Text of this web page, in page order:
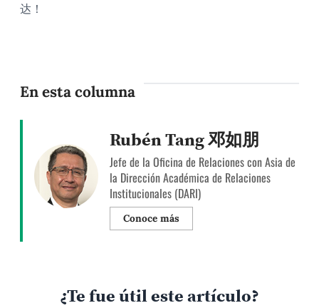
达！
En esta columna
Rubén Tang 邓如朋
Jefe de la Oficina de Relaciones con Asia de
la Dirección Académica de Relaciones
Institucionales (DARI)
Conoce más
¿Te fue útil este artículo?